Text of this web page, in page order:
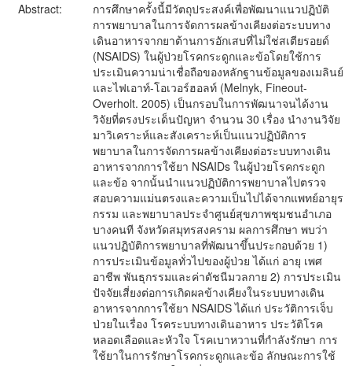
Abstract:
การศึกษาครั้งนี้มีวัตถุประสงค์เพื่อพัฒนาแนวปฏิบัติ
การพยาบาลในการจัดการผลข้างเคียงต่อระบบทาง
เดินอาหารจากยาต้านการอักเสบที่ไม่ใช่สเตียรอยด์
(NSAIDS) ในผู้ป่วยโรคกระดูกและข้อโดยใช้การ
ประเมินความน่าเชื่อถือของหลักฐานข้อมูลของเมลินย์
และไฟเอาท์-โอเวอร์ฮอลท์ (Melnyk, Fineout-
Overholt. 2005) เป็นกรอบในการพัฒนาจนได้งาน
วิจัยที่ตรงประเด็นปัญหา จำนวน 30 เรื่อง นำงานวิจัย
มาวิเคราะห์และสังเคราะห์เป็นแนวปฏิบัติการ
พยาบาลในการจัดการผลข้างเคียงต่อระบบทางเดิน
อาหารจากการใช้ยา NSAIDs ในผู้ป่วยโรคกระดูก
และข้อ จากนั้นนำแนวปฏิบัติการพยาบาลไปตรวจ
สอบความแม่นตรงและความเป็นไปได้จากแพทย์อายุร
กรรม และพยาบาลประจำศูนย์สุขภาพชุมชนอำเภอ
บางคนที จังหวัดสมุทรสงคราม ผลการศึกษา พบว่า
แนวปฏิบัติการพยาบาลที่พัฒนาขึ้นประกอบด้วย 1)
การประเมินข้อมูลทั่วไปของผู้ป่วย ได้แก่ อายุ เพศ
อาชีพ พันธุกรรมและค่าดัชนีมวลกาย 2) การประเมิน
ปัจจัยเสี่ยงต่อการเกิดผลข้างเคียงในระบบทางเดิน
อาหารจากการใช้ยา NSAIDS ได้แก่ ประวัติการเจ็บ
ป่วยในเรื่อง โรคระบบทางเดินอาหาร ประวัติโรค
หลอดเลือดและหัวใจ โรคเบาหวานที่กำลังรักษา การ
ใช้ยาในการรักษาโรคกระดูกและข้อ ลักษณะการใช้